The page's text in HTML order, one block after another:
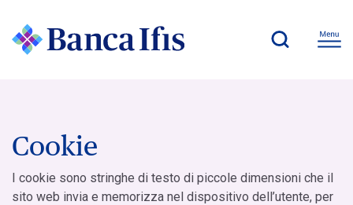
Cookie
I cookie sono stringhe di testo di piccole dimensioni che il
sito web invia e memorizza nel dispositivo dell’utente, per